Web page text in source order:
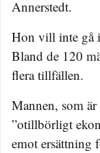
Annerstedt.
Hon vill inte gå
Bland de 120
flera tillfällen.
Mannen, som
”otillbörligt
emot ersättning